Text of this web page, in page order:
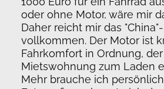
oder ohne Motor, wäre mir
Daher reicht mir das
vollkommen. Der Motor ist
Fahrkomfort in Ordnung,
Mietswohnung zum Laden
Mehr brauche ich